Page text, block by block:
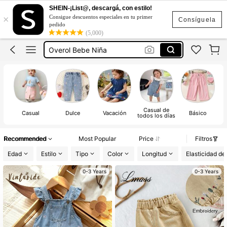
Consíguela
×
SHEIN-¡List@, descargá, con estilo!
Consigue descuentos especiales en tu primer
pedido
(5,000)
Ropa De Bebe Niña
Pantalones De Niña
Jeans Niña
Overol Bebe Niña
Ropa De Bebe Niña
Pantalones De Niña
Casual Dulce Vacación Casual de
todos los días Básico
Recommended Most Popular Price
Filtros
Edad
Estilo Tipo Color Longitud Elasticidad
0-3 Years 0-3 Years